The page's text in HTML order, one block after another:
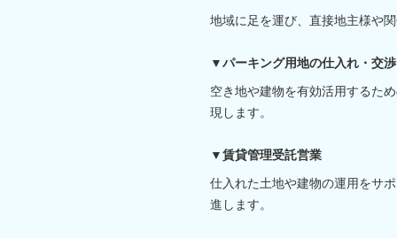
地域に足を運び、直接地主様や
▼パーキング用地の仕入れ・交渉
空き地や建物を有効活用するた
現します。
▼賃貸管理受託営業
仕入れた土地や建物の運用をサ
進します。